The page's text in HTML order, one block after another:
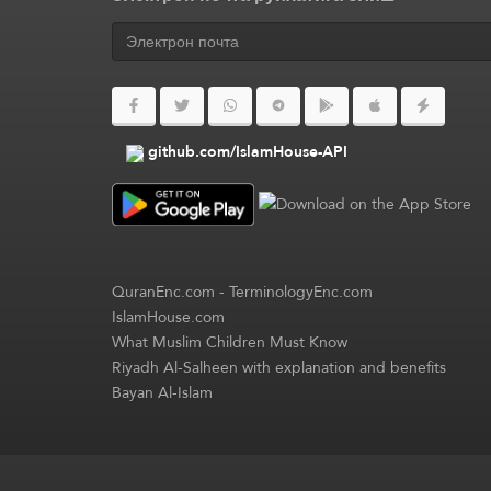
github.com/IslamHouse-API
QuranEnc.com-TerminologyEnc.com
IslamHouse.com
What Muslim Children Must Know
Riyadh Al-Salheen with explanation and benefits
Bayan Al-Islam